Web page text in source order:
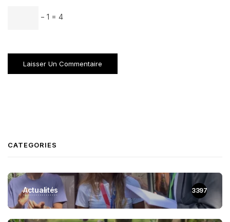
− 1 = 4
CATEGORIES
Actualités 3397